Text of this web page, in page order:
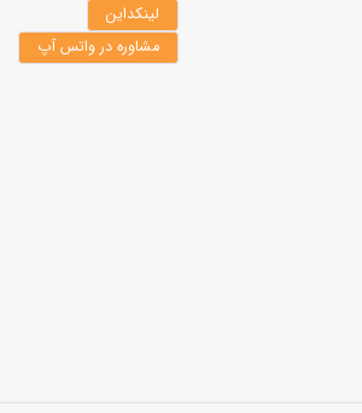
لینکداین
مشاوره در واتس آپ